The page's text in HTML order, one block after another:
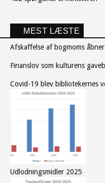
MEST LÆSTE
Afskaffelse af bogmoms
Finanslov som kulturens
Covid-19 blev bibliotekernes
Udlodningsmidler 2025